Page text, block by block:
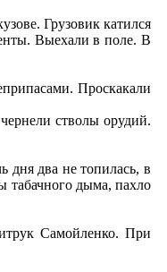
Грузовик катился
Выехали в поле. В
Проскакали
стволы орудий.
дня два не топилась, в
табачного дыма, пахло
Самойленко. При